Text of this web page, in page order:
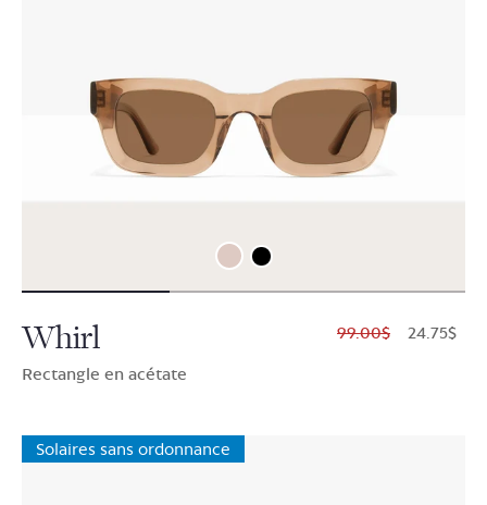
Whirl
Rectangle en acétate
$99.00 $24.75
Solaires sans ordonnance